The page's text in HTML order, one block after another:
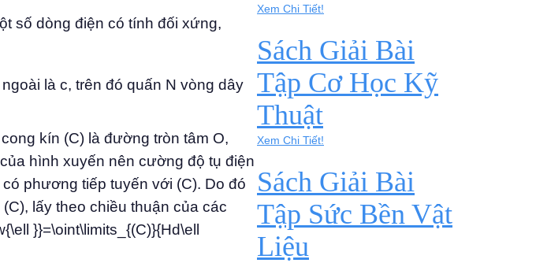
số dòng điện có tính đối xứng,
là c, trên đó quấn N vòng dây
kín (C) là đường tròn tâm O,
hình xuyến nên cường độ tụ điện
phương tiếp tuyến với (C). Do đó
lấy theo chiều thuận của các
}}=\oint\limits_{(C)}{Hd\ell
Xem Chi Tiết!
Sách Giải Bài
Tập Cơ Học Kỹ
Thuật
Xem Chi Tiết!
Sách Giải Bài
Tập Sức Bền Vật
Liệu